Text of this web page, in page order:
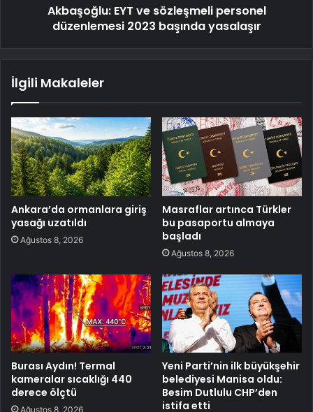
Akbaşoğlu: EYT ve sözleşmeli personel
düzenlemesi 2023 başında yasalaşır
İlgili Makaleler
Ankara’da ormanlara giriş
yasağı uzatıldı
Ağustos 8, 2026
Masraflar artınca Türkler
bu pasaportu almaya
başladı
Ağustos 8, 2026
Burası Aydın! Termal
kameralar sıcaklığı 440
derece ölçtü
Ağustos 8, 2026
Yeni Parti’nin ilk büyükşehir
belediyesi Manisa oldu:
Besim Dutlulu CHP’den
istifa etti